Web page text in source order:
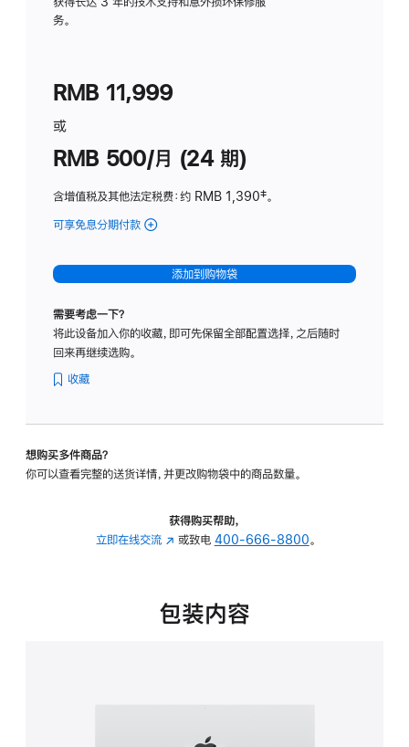
务。
RMB 11,999
或
RMB 500/月 (24 期)
含增值税及其他法定税费：约 RMB 1,390脚
‡。
可享免息分期付款 (Studio
-
标
璃
转
的
添加到购物袋
需要考虑一下？
将此设备加入你的收藏，即可先保留全部配置选择，之后随时
回来再继续选购。
收藏
想购买多件商品？
你可以查看完整的送货详情，并更改购物袋中的商品数量。
获得购买帮助，
立即在线交流 (在
中
或致电 400-666-8800。
包装内容